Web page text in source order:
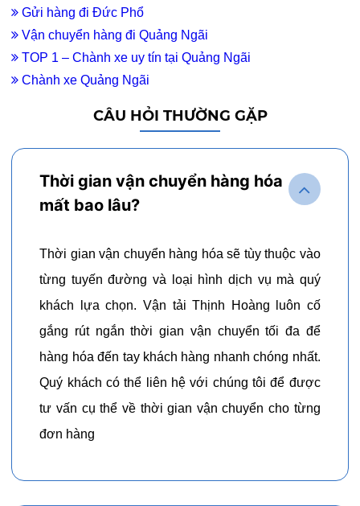
Gửi hàng đi Đức Phổ
Vận chuyển hàng đi Quảng Ngãi
TOP 1 – Chành xe uy tín tại Quảng Ngãi
Chành xe Quảng Ngãi
CÂU HỎI THƯỜNG GẶP
Thời gian vận chuyển hàng hóa
mất bao lâu?
Thời gian vận chuyển hàng hóa sẽ tùy thuộc vào
từng tuyến đường và loại hình dịch vụ mà quý
khách lựa chọn. Vận tải Thịnh Hoàng luôn cố
gắng rút ngắn thời gian vận chuyển tối đa để
hàng hóa đến tay khách hàng nhanh chóng nhất.
Quý khách có thể liên hệ với chúng tôi để được
tư vấn cụ thể về thời gian vận chuyển cho từng
đơn hàng